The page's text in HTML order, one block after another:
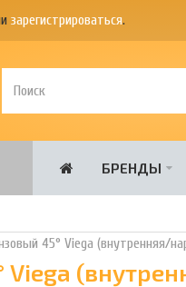
зарегистрироваться.
БРЕНДЫ
45° Viega (внутренняя/
Viega